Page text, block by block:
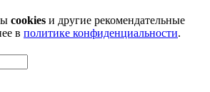
cookies и другие рекомендательные
в политике конфиденциальности.